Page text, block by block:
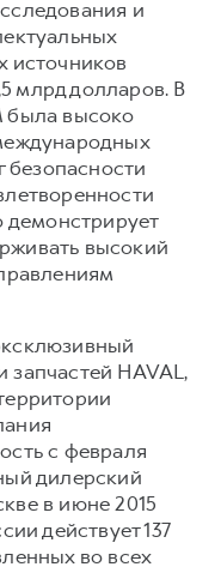
и
источников
млрд долларов. В
была высоко
безопасности
демонстрирует
высокий
HAVAL,
с февраля
дилерский
в июне 2015
действует 137
во всех